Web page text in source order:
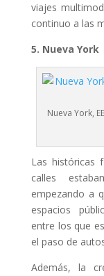
viajes
continuo a las
5. Nueva York
Nueva York,
Las históricas
calles
empezando a
espacios
entre los que
el paso de
Además, la